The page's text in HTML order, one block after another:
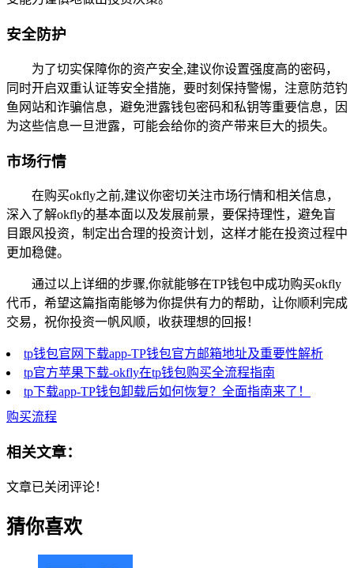
安全防护
为了切实保障你的资产安全,建议你设置强度高的密码，
同时开启双重认证等安全措施，要时刻保持警惕，注意防范钓
鱼网站和诈骗信息，避免泄露钱包密码和私钥等重要信息，因
为这些信息一旦泄露，可能会给你的资产带来巨大的损失。
市场行情
在购买okfly之前,建议你密切关注市场行情和相关信息，
深入了解okfly的基本面以及发展前景，要保持理性，避免盲
目跟风投资，制定出合理的投资计划，这样才能在投资过程中
更加稳健。
通过以上详细的步骤,你就能够在TP钱包中成功购买okfly
代币，希望这篇指南能够为你提供有力的帮助，让你顺利完成
交易，祝你投资一帆风顺，收获理想的回报！
tp钱包官网下载app-TP钱包官方邮箱地址及重要性解析
tp官方苹果下载-okfly在tp钱包购买全流程指南
tp下载app-TP钱包卸载后如何恢复？全面指南来了！
购买流程
相关文章：
文章已关闭评论！
猜你喜欢